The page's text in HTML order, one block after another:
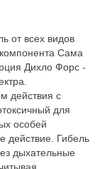
от всех видов
Сама
Дихло Форс -
действия с
для
особей
действие. Гибель
дыхательные